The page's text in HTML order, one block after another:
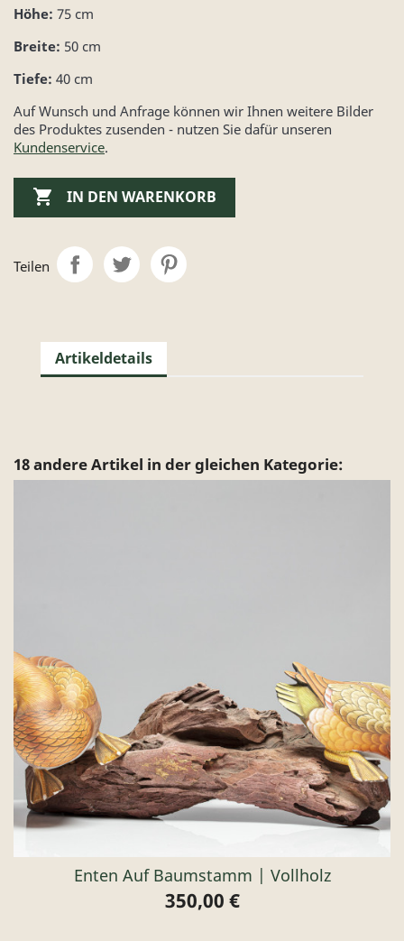
Höhe: 75 cm
Breite: 50 cm
Tiefe: 40 cm
Auf Wunsch und Anfrage können wir Ihnen weitere Bilder
des Produktes zusenden - nutzen Sie dafür unseren
Kundenservice.
 IN DEN WARENKORB
Teilen
Artikeldetails
18 andere Artikel in der gleichen Kategorie:
Enten Auf Baumstamm | Vollholz
Preis
350,00 €